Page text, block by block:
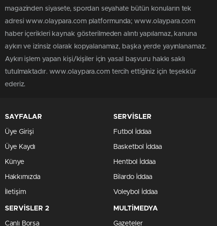
magazinden siyasete, spordan seyahate bütün konuların tek
adresi www.olaypara.com platformunda; www.olaypara.com
haber içerikleri kaynak gösterilmeden alıntı yapılamaz, kanuna
aykırı ve izinsiz olarak kopyalanamaz, başka yerde yayınlanamaz.
Aykırı işlem yapan kişi/kişiler için yasal başvuru hakkı saklı
tutulmaktadır. www.olaypara.com tercih ettiğiniz için teşekkür
ederiz.
SAYFALAR
Üye Girişi
Üye Kaydı
Künye
Hakkımızda
İletişim
SERVİSLER
Futbol İddaa
Basketbol İddaa
Hentbol İddaa
Bilardo İddaa
Voleybol İddaa
SERVİSLER 2
Canlı Borsa
MULTİMEDYA
Gazeteler